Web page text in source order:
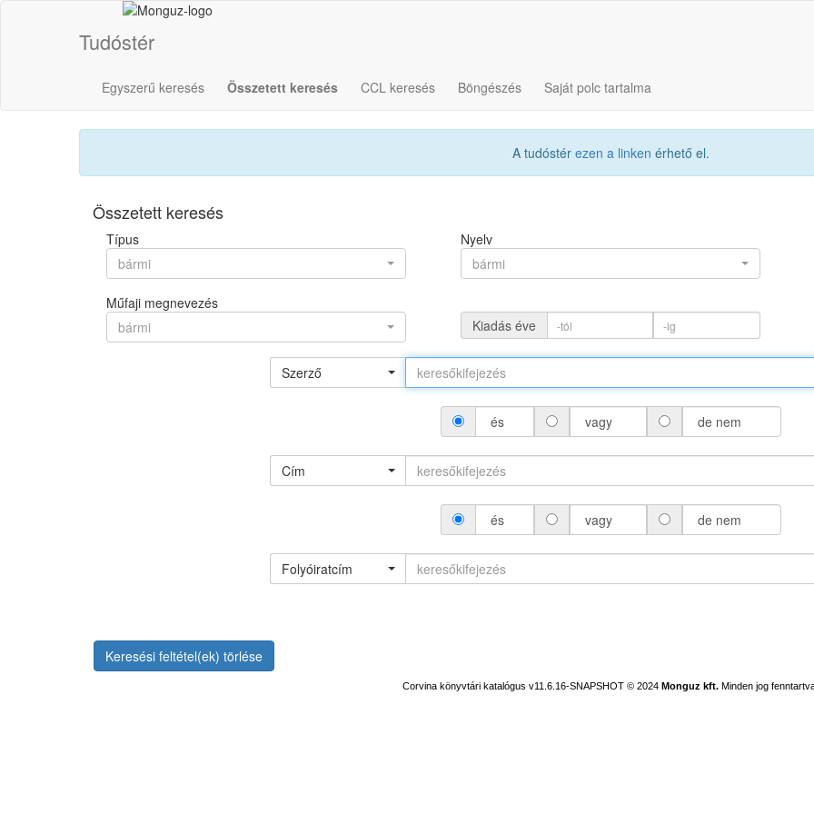
Tudóstér
Egyszerű keresés Összetett keresés CCL keresés Böngészés Saját polc tartalma
A tudóstér ezen a linken érhető el.
Összetett keresés
Típus
bármi
Nyelv
bármi
Műfaji megnevezés
bármi
Kiadás éve
Szerző
és vagy de nem
Cím
és vagy de nem
Folyóiratcím
Keresési feltétel(ek) törlése
Corvina könyvtári katalógus v11.6.16-SNAPSHOT © 2024 Monguz kft. Minden jog